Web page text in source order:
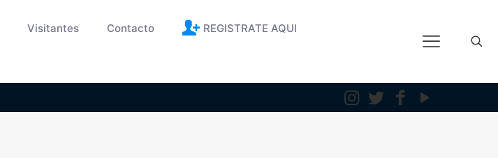
Visitantes Contacto REGISTRATE AQUI